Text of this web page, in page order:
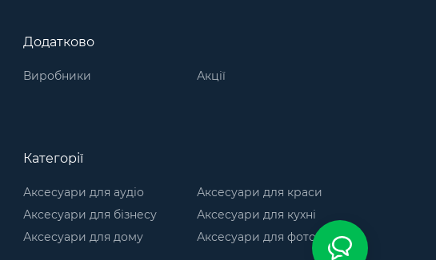
Додатково
Виробники Акції
Категорії
Аксесуари для аудіо
Аксесуари для бізнесу
Аксесуари для дому
Аксесуари для краси
Аксесуари для кухні
Аксесуари для фото-відео